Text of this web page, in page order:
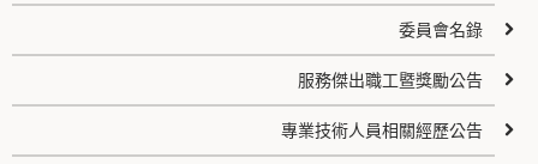
委員會名錄
服務傑出職工暨獎勵公告
專業技術人員相關經歷公告